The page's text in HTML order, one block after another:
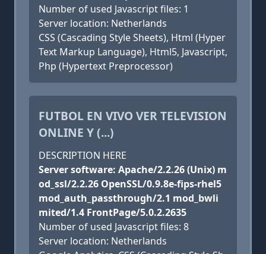
Number of used Javascript files: 1
Server location: Netherlands
CSS (Cascading Style Sheets), Html (Hyper
Text Markup Language), Html5, Javascript,
Php (Hypertext Preprocessor)
FUTBOL EN VIVO VER TELEVISION
ONLINE Y (...)
DESCRIPTION HERE
Server software: Apache/2.2.26 (Unix) m
od_ssl/2.2.26 OpenSSL/0.9.8e-fips-rhel5
mod_auth_passthrough/2.1 mod_bwli
mited/1.4 FrontPage/5.0.2.2635
Number of used Javascript files: 8
Server location: Netherlands